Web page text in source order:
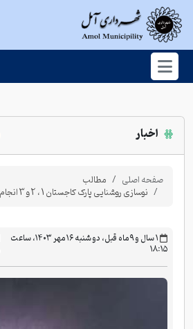
اخبار
صفحه اصلی مطالب
نوسازی روشنایی پارک کاجستان 1 ، 2 و 3 انجام گشت
‫۱ سال و ۹ ماه قبل، دو شنبه ۱۶ مهر ۱۴۰۳، ساعت
۱۸:۱۵